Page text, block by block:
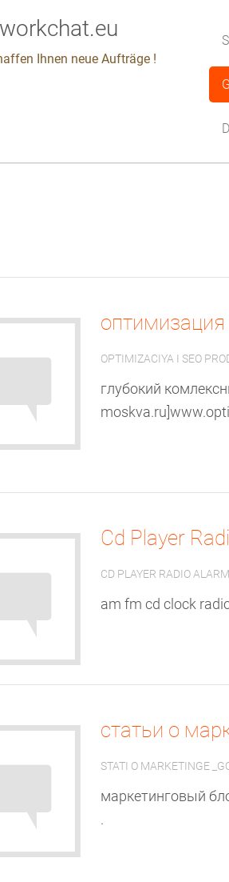
Ihnen neue Aufträge !
OPTIMIZACIYA I SEO
глубокий
Cd Player
CD PLAYER RADIO
am fm cd clock
статьи о
STATI O MARKETINGE
маркетинговый
.